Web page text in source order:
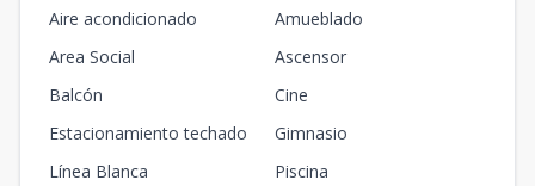
Aire acondicionado
Amueblado
Area Social
Ascensor
Balcón
Cine
Estacionamiento techado
Gimnasio
Línea Blanca
Piscina